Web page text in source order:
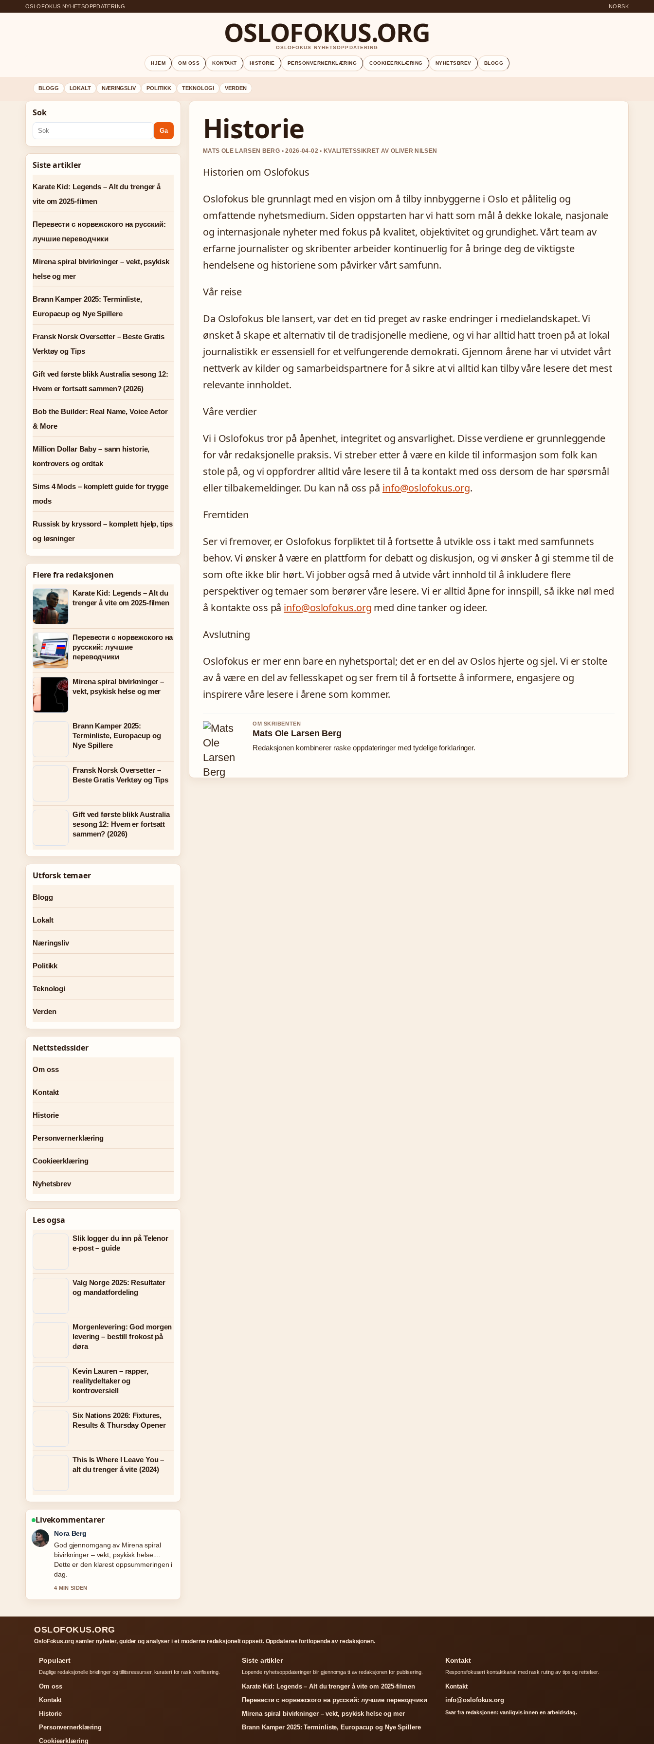
OSLOFOKUS NYHETSOPPDATERING NORSK
OSLOFOKUS.ORG
OSLOFOKUS NYHETSOPPDATERING
HJEM OM OSS KONTAKT HISTORIE PERSONVERNERKLÆRING COOKIEERKLÆRING NYHETSBREV BLOGG
BLOGG LOKALT NÆRINGSLIV POLITIKK TEKNOLOGI VERDEN
Historie
MATS OLE LARSEN BERG • 2026-04-02 • KVALITETSSIKRET AV OLIVER NILSEN
Historien om Oslofokus
Oslofokus ble grunnlagt med en visjon om å tilby innbyggerne i Oslo et pålitelig og
omfattende nyhetsmedium. Siden oppstarten har vi hatt som mål å dekke lokale, nasjonale
og internasjonale nyheter med fokus på kvalitet, objektivitet og grundighet. Vårt team av
erfarne journalister og skribenter arbeider kontinuerlig for å bringe deg de viktigste
hendelsene og historiene som påvirker vårt samfunn.
Vår reise
Da Oslofokus ble lansert, var det en tid preget av raske endringer i medielandskapet. Vi
ønsket å skape et alternativ til de tradisjonelle mediene, og vi har alltid hatt troen på at lokal
journalistikk er essensiell for et velfungerende demokrati. Gjennom årene har vi utvidet vårt
nettverk av kilder og samarbeidspartnere for å sikre at vi alltid kan tilby våre lesere det mest
relevante innholdet.
Våre verdier
Vi i Oslofokus tror på åpenhet, integritet og ansvarlighet. Disse verdiene er grunnleggende
for vår redaksjonelle praksis. Vi streber etter å være en kilde til informasjon som folk kan
stole på, og vi oppfordrer alltid våre lesere til å ta kontakt med oss dersom de har spørsmål
eller tilbakemeldinger. Du kan nå oss på info@oslofokus.org.
Fremtiden
Ser vi fremover, er Oslofokus forpliktet til å fortsette å utvikle oss i takt med samfunnets
behov. Vi ønsker å være en plattform for debatt og diskusjon, og vi ønsker å gi stemme til de
som ofte ikke blir hørt. Vi jobber også med å utvide vårt innhold til å inkludere flere
perspektiver og temaer som berører våre lesere. Vi er alltid åpne for innspill, så ikke nøl med
å kontakte oss på info@oslofokus.org med dine tanker og ideer.
Avslutning
Oslofokus er mer enn bare en nyhetsportal; det er en del av Oslos hjerte og sjel. Vi er stolte
av å være en del av fellesskapet og ser frem til å fortsette å informere, engasjere og
inspirere våre lesere i årene som kommer.
OM SKRIBENTEN
Mats Ole Larsen Berg
Redaksjonen kombinerer raske oppdateringer med tydelige forklaringer.
Sok
Ga
Siste artikler
Karate Kid: Legends – Alt du trenger å
vite om 2025-filmen
Перевести с норвежского на русский:
лучшие переводчики
Mirena spiral bivirkninger – vekt, psykisk
helse og mer
Brann Kamper 2025: Terminliste,
Europacup og Nye Spillere
Fransk Norsk Oversetter – Beste Gratis
Verktøy og Tips
Gift ved første blikk Australia sesong 12:
Hvem er fortsatt sammen? (2026)
Bob the Builder: Real Name, Voice Actor
& More
Million Dollar Baby – sann historie,
kontrovers og ordtak
Sims 4 Mods – komplett guide for trygge
mods
Russisk by kryssord – komplett hjelp, tips
og løsninger
Flere fra redaksjonen
Karate Kid: Legends – Alt du
trenger å vite om 2025-filmen
Перевести с норвежского на
русский: лучшие
переводчики
Mirena spiral bivirkninger –
vekt, psykisk helse og mer
Brann Kamper 2025:
Terminliste, Europacup og
Nye Spillere
Fransk Norsk Oversetter –
Beste Gratis Verktøy og Tips
Gift ved første blikk Australia
sesong 12: Hvem er fortsatt
sammen? (2026)
Utforsk temaer
Blogg
Lokalt
Næringsliv
Politikk
Teknologi
Verden
Nettstedssider
Om oss
Kontakt
Historie
Personvernerklæring
Cookieerklæring
Nyhetsbrev
Les ogsa
Slik logger du inn på Telenor
e-post – guide
Valg Norge 2025: Resultater
og mandatfordeling
Morgenlevering: God morgen
levering – bestill frokost på
døra
Kevin Lauren – rapper,
realitydeltaker og
kontroversiell
Six Nations 2026: Fixtures,
Results & Thursday Opener
This Is Where I Leave You –
alt du trenger å vite (2024)
Livekommentarer
Emil Johansen
Folgjer Karate Kid: Legends &#8211;
Alt du trenger... tett – setter pris pa den
balanserte tonen her.
6 MIN SIDEN
OsloFokus.org samler nyheter, guider og analyser i et moderne redaksjonelt oppsett. Oppdateres fortlopende av redaksjonen.
Daglige redaksjonelle briefinger og tillitsressurser, kuratert for rask verifisering. Lopende nyhetsoppdateringer blir gjennomga tt av redaksjonen for publisering.
Перевести с норвежского на русский: лучшие переводчики
Mirena spiral bivirkninger – vekt, psykisk helse og mer
Brann Kamper 2025: Terminliste, Europacup og Nye Spillere
Responsfokusert kontaktkanal med rask ruting av tips og rettelser.
Svar fra redaksjonen: vanligvis innen en arbeidsdag.